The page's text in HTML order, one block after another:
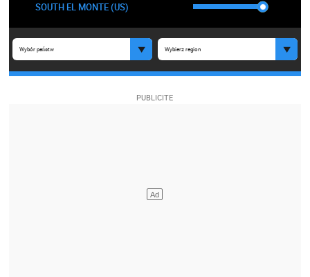
SOUTH EL MONTE (US)
Wybór państw Wybierz region